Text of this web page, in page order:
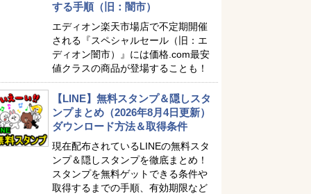
する手順（旧：闇市）
エディオン楽天市場店で不定期開催
される『スペシャルセール（旧：エ
ディオン闇市）』には価格.com最安
値クラスの商品が登場することも！
【LINE】無料スタンプ＆隠しスタ
ンプまとめ（2026年8月4日更新）
ダウンロード方法＆取得条件
現在配布されているLINEの無料スタ
ンプ＆隠しスタンプを徹底まとめ！
スタンプを無料ゲットできる条件や
取得するまでの手順、有効期限など